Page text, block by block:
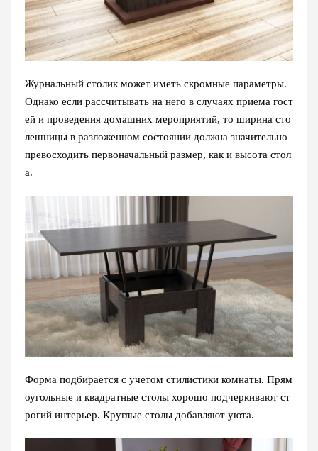
Журнальный столик может иметь скромные параметры.
Однако если рассчитывать на него в случаях приема гост
ей и проведения домашних мероприятий, то ширина сто
лешницы в разложенном состоянии должна значительно
превосходить первоначальный размер, как и высота стол
а.
Форма подбирается с учетом стилистики комнаты. Прям
оугольные и квадратные столы хорошо подчеркивают ст
рогий интерьер. Круглые столы добавляют уюта.